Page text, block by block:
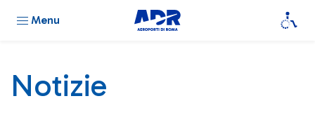
Menu
Notizie